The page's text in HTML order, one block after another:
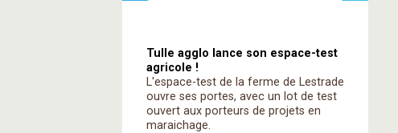
Tulle agglo lance son espace-test
agricole !
L'espace-test de la ferme de Lestrade
ouvre ses portes, avec un lot de test
ouvert aux porteurs de projets en
maraichage.